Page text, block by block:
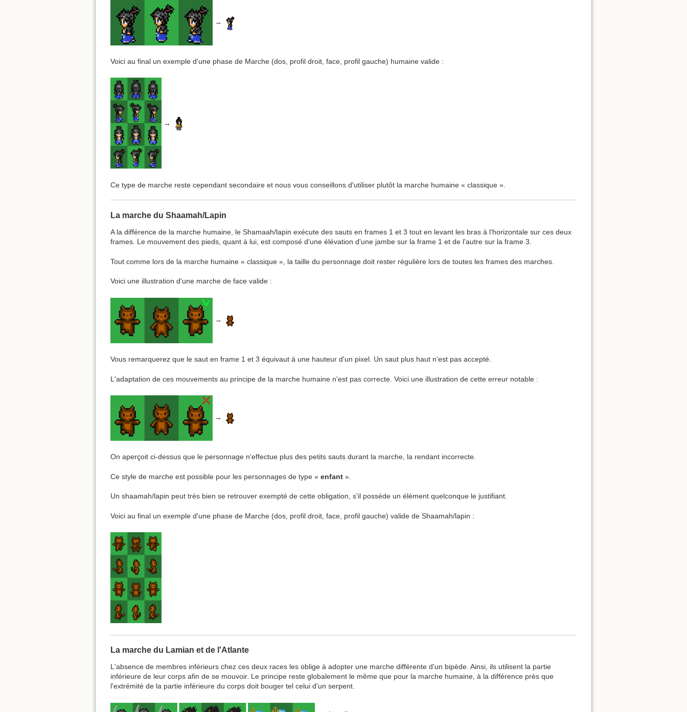
→
Voici au final un exemple d'une phase de Marche (dos, profil droit, face, profil gauche) humaine valide :
→
Ce type de marche reste cependant secondaire et nous vous conseillons d'utiliser plutôt la marche humaine « classique ».
La marche du Shaamah/Lapin
A la différence de la marche humaine, le Shamaah/lapin exécute des sauts en frames 1 et 3 tout en levant les bras à l'horizontale sur ces deux
frames. Le mouvement des pieds, quant à lui, est composé d'une élévation d'une jambe sur la frame 1 et de l'autre sur la frame 3.
Tout comme lors de la marche humaine « classique », la taille du personnage doit rester régulière lors de toutes les frames des marches.
Voici une illustration d'une marche de face valide :
→
Vous remarquerez que le saut en frame 1 et 3 équivaut à une hauteur d'un pixel. Un saut plus haut n'est pas accepté.
L'adaptation de ces mouvements au principe de la marche humaine n'est pas correcte. Voici une illustration de cette erreur notable :
→
On aperçoit ci-dessus que le personnage n'effectue plus des petits sauts durant la marche, la rendant incorrecte.
Ce style de marche est possible pour les personnages de type « enfant ».
Un shaamah/lapin peut très bien se retrouver exempté de cette obligation, s'il possède un élément quelconque le justifiant.
Voici au final un exemple d'une phase de Marche (dos, profil droit, face, profil gauche) valide de Shaamah/lapin :
La marche du Lamian et de l'Atlante
L'absence de membres inférieurs chez ces deux races les oblige à adopter une marche différente d'un bipède. Ainsi, ils utilisent la partie
inférieure de leur corps afin de se mouvoir. Le principe reste globalement le même que pour la marche humaine, à la différence près que
l'extrémité de la partie inférieure du corps doit bouger tel celui d'un serpent.